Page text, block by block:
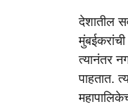
देशातील
त्यानंतर
पाहतात.